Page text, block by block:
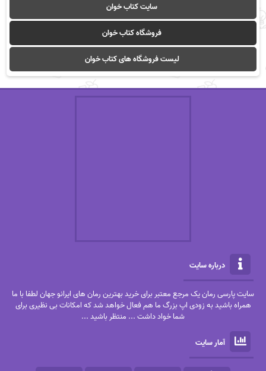
سایت کتاب خوان
فروشگاه کتاب خوان
لیست فروشگاه های کتاب خوان
درباره سایت
سایت پارسی رمان یک مرجع معتبر برای خرید بهترین رمان های ایرانو جهان لطفا با ما
همراه باشید به زودی اپ بزرگ ما هم فعال خواهد شد که امکانات بی نظیری برای
شما خواد داشت ... منتظر باشید ...
آمار سایت